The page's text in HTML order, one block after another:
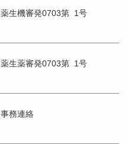
薬生機審発0703第 1号
薬生薬審発0703第 1号
事務連絡